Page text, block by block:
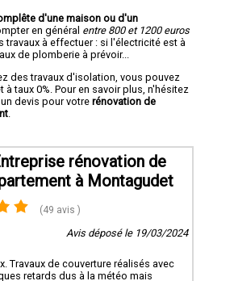
d'une maison ou d'un
en général entre 800 et 1200 euros
travaux à effectuer : si l'électricité est à
de plomberie à prévoir...
des travaux d'isolation, vous pouvez
taux 0%. Pour en savoir plus, n'hésitez
devis pour votre rénovation de
rénovation de
à Montagudet
(49 avis )
Avis déposé le 19/03/2024
Travaux de couverture réalisés avec
retards dus à la météo mais